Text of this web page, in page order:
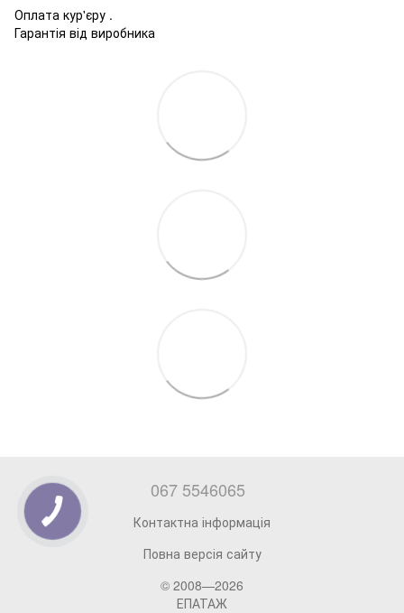
Оплата кур'єру .
Гарантія від виробника
067 5546065
Контактна інформація
Повна версія сайту
© 2008—2026
ЕПАТАЖ